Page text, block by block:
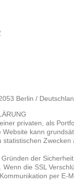
Berlin /
privaten, als
kann
statistischen
der
Wenn die SSL
per E-